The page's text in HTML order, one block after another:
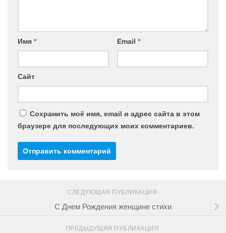
Имя * Email *
Сайт
Сохранить моё имя, email и адрес сайта в этом
браузере для последующих моих комментариев.
СЛЕДУЮЩАЯ ПУБЛИКАЦИЯ
C Днем Рождения женщине стихи
ПРЕДЫДУЩАЯ ПУБЛИКАЦИЯ